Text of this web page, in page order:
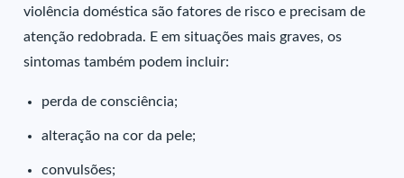
violência doméstica são fatores de risco e precisam de
atenção redobrada. E em situações mais graves, os
sintomas também podem incluir:
perda de consciência;
alteração na cor da pele;
convulsões;